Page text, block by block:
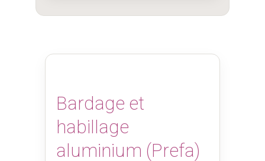
Bardage et
habillage
aluminium (Prefa)